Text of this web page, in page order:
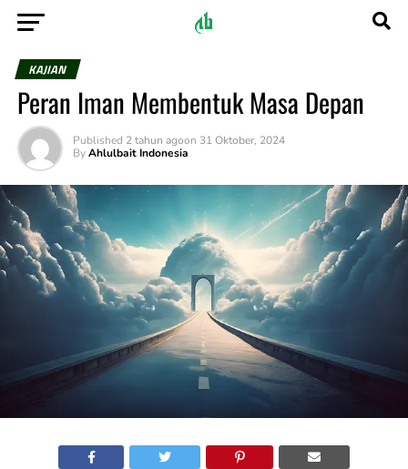
KAJIAN
Peran Iman Membentuk Masa Depan
Published 2 tahun agoon 31 Oktober, 2024
By Ahlulbait Indonesia